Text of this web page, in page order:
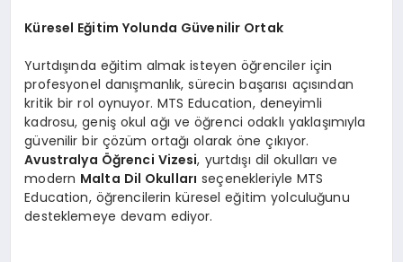
Küresel Eğitim Yolunda Güvenilir Ortak
Yurtdışında eğitim almak isteyen öğrenciler için
profesyonel danışmanlık, sürecin başarısı açısından
kritik bir rol oynuyor. MTS Education, deneyimli
kadrosu, geniş okul ağı ve öğrenci odaklı yaklaşımıyla
güvenilir bir çözüm ortağı olarak öne çıkıyor.
Avustralya Öğrenci Vizesi, yurtdışı dil okulları ve
modern Malta Dil Okulları seçenekleriyle MTS
Education, öğrencilerin küresel eğitim yolculuğunu
desteklemeye devam ediyor.